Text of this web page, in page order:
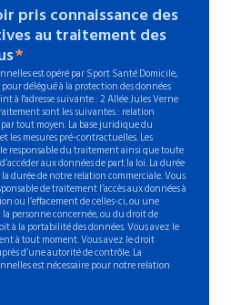
pris connaissance des
au traitement des
est opéré par Sport Santé Domicile,
délégué à la protection des données
à l'adresse suivante : 2 Allée Jules Verne
sont les suivantes : relation
tout moyen. La base juridique du
les mesures pré-contractuelles. Les
responsable du traitement ainsi que toute
aux données de part la loi. La durée
durée de notre relation commerciale. Vous
de traitement l’accès aux données à
ou l’effacement de celles-ci, ou une
personne concernée, ou du droit de
à la portabilité des données. Vous avez le
à tout moment. Vous avez le droit
d’une autorité de contrôle. La
est nécessaire pour notre relation